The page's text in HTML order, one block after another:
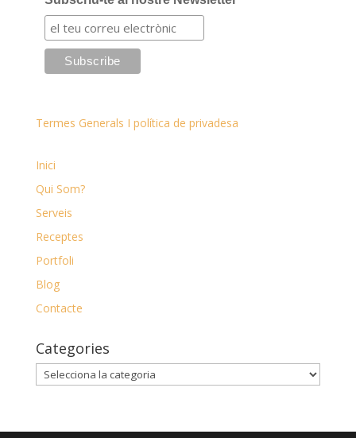
Termes Generals I política de privadesa
Inici
Qui Som?
Serveis
Receptes
Portfoli
Blog
Contacte
Categories
Categories